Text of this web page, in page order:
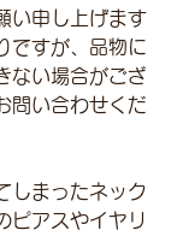
い申し上げます
ですが、品物に
ない場合がござ
問い合わせくだ
しまったネック
ピアスやイヤリ